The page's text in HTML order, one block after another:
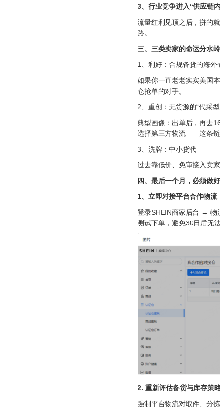
3、行业竞争进入“供应链
流量红利见顶之后，拼的
路。
三、三类卖家的命运分水岭
1、利好：合规备货的海外
如果你一直老老实实美国
仓抢单的对手。
2、重创：无货源的“代采
典型画像：出单后，再去
选择第三方物流——这条
3、洗牌：中小货代
过去靠低价、免审接入卖
四、最后一个月，必须做
1、立即对接平台合作物流
登录SHEIN商家后台 → 物
测试下单，避免30日后无
2. 重新评估备货与库存策
强制平台物流对取件、分